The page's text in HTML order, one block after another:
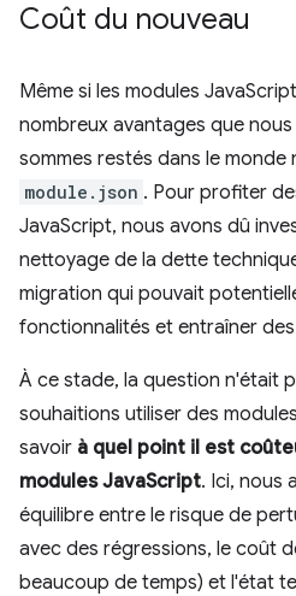
Coût du nouveau
Même si les modules
nombreux avantages que
sommes restés dans le
module.json . Pour profiter
JavaScript, nous avons dû
nettoyage de la dette
migration qui pouvait
fonctionnalités et entraîner
À ce stade, la question n'était
souhaitions utiliser des
savoir à quel point il est
modules JavaScript. Ici, nous
équilibre entre le risque de
avec des régressions, le coût
beaucoup de temps) et l'état